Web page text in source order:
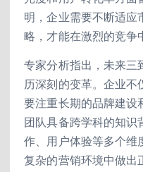
明，企业需要不断适应
略，才能在激烈的竞争
专家分析指出，未来三
历深刻的变革。企业不
要注重长期的品牌建设
团队具备跨学科的知识
作、用户体验等多个维
复杂的营销环境中做出